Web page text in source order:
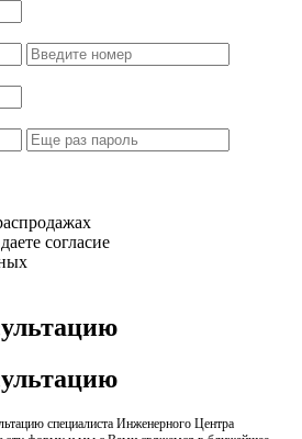
согласие
специалиста Инженерного Центра